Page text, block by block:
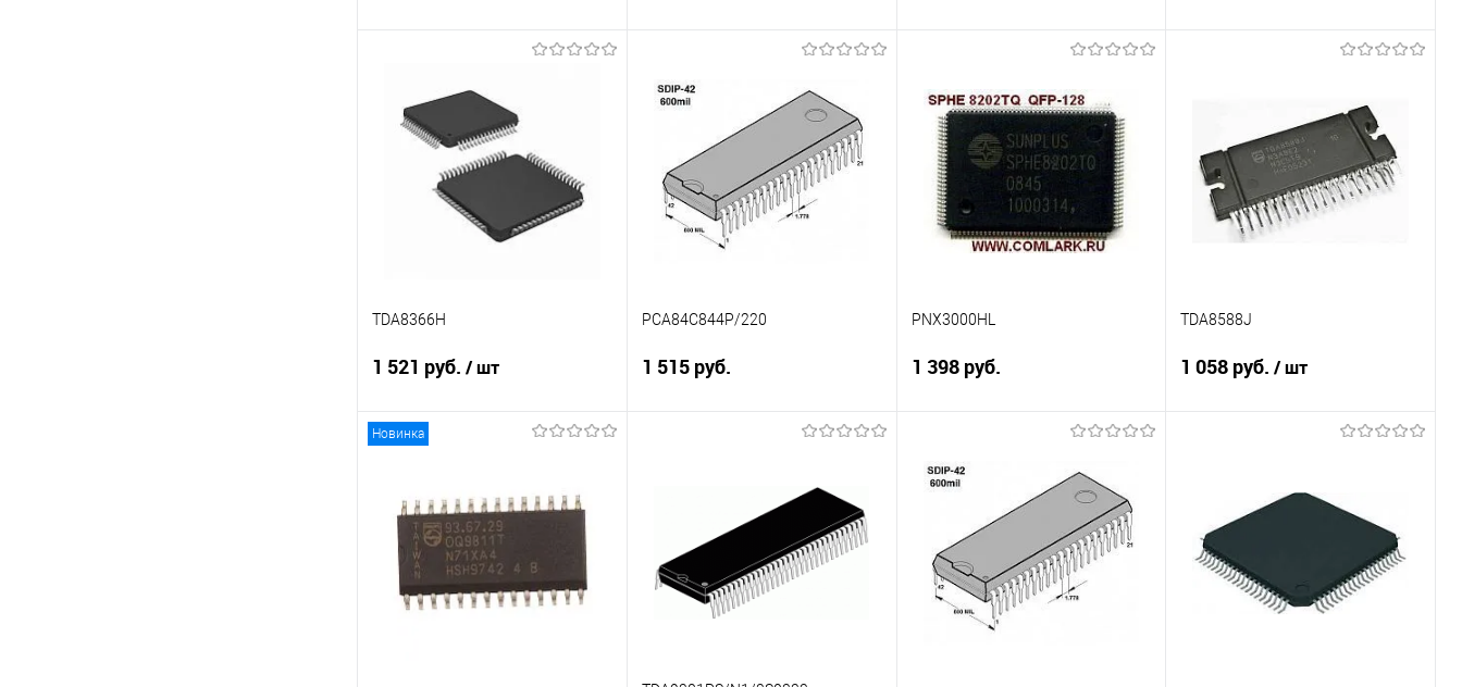
Сравнение
В избранное
В наличии
Сравнение
В избранное
В наличии
Сравнение
В избранное
В наличии
Сравнение
В избранное
В наличии
TDA8366H
1 521 руб. / шт
Сравнение
В избранное
В наличии
PCA84C844P/220
1 515 руб.
В избранное
Недоступно
PNX3000HL
1 398 руб.
Сравнение
В избранное
Недоступно
TDA8588J
1 058 руб./ шт
Сравнение
В избранное
В наличии
Новинка